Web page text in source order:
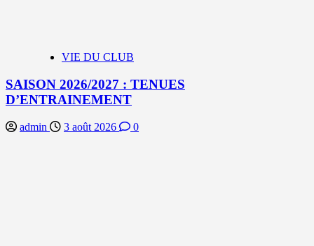
VIE DU CLUB
SAISON 2026/2027 : TENUES
D’ENTRAINEMENT
admin 3 août 2026 0